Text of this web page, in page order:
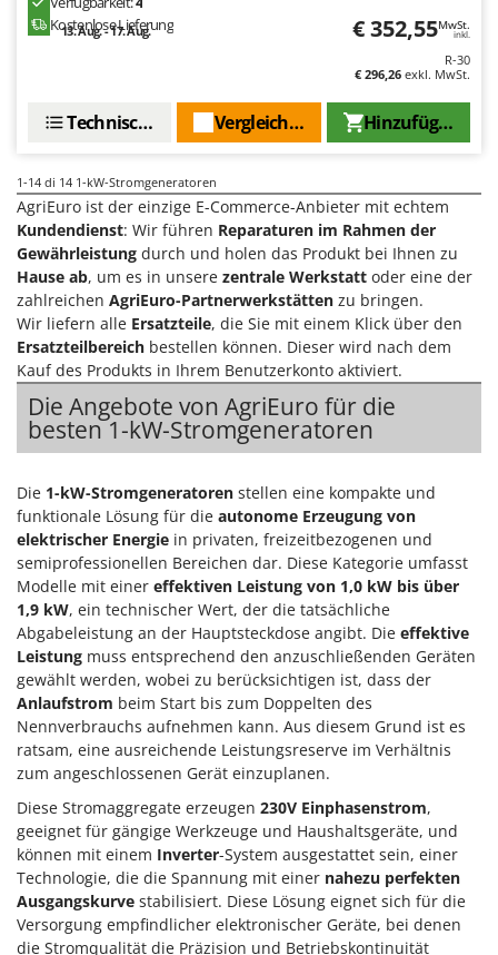
WIDU
Wiper EcoRobot
Wortex
Y Yard Force
Z
Zanon
Zephir
ZGrills
Zodiac
Zomax
Kostenlose Lieferung
13. Aug. - 17. Aug. € 352,55MwSt.
inkl.
R-30
€ 296,26 exkl. MwSt.
Hinzufügen
Vergleichen Sie
Technische Daten
1-14 di 14 1-kW-Stromgeneratoren
AgriEuro ist der einzige E-Commerce-Anbieter mit echtem
Kundendienst: Wir führen Reparaturen im Rahmen der
Gewährleistung durch und holen das Produkt bei Ihnen zu
Hause ab, um es in unsere zentrale Werkstatt oder eine der
zahlreichen AgriEuro-Partnerwerkstätten zu bringen.
Wir liefern alle Ersatzteile, die Sie mit einem Klick über den
Ersatzteilbereich bestellen können. Dieser wird nach dem
Kauf des Produkts in Ihrem Benutzerkonto aktiviert.
Die Angebote von AgriEuro für die
besten 1-kW-Stromgeneratoren
Die 1-kW-Stromgeneratoren stellen eine kompakte und
funktionale Lösung für die autonome Erzeugung von
elektrischer Energie in privaten, freizeitbezogenen und
semiprofessionellen Bereichen dar. Diese Kategorie umfasst
Modelle mit einer effektiven Leistung von 1,0 kW bis über
1,9 kW, ein technischer Wert, der die tatsächliche
Abgabeleistung an der Hauptsteckdose angibt. Die effektive
Leistung muss entsprechend den anzuschließenden Geräten
gewählt werden, wobei zu berücksichtigen ist, dass der
Anlaufstrom beim Start bis zum Doppelten des
Nennverbrauchs aufnehmen kann. Aus diesem Grund ist es
ratsam, eine ausreichende Leistungsreserve im Verhältnis
zum angeschlossenen Gerät einzuplanen.
Diese Stromaggregate erzeugen 230V Einphasenstrom,
geeignet für gängige Werkzeuge und Haushaltsgeräte, und
können mit einem Inverter-System ausgestattet sein, einer
Technologie, die die Spannung mit einer nahezu perfekten
Ausgangskurve stabilisiert. Diese Lösung eignet sich für die
Versorgung empfindlicher elektronischer Geräte, bei denen
die Stromqualität die Präzision und Betriebskontinuität